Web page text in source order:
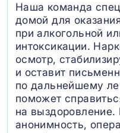
Наша команда
домой для
при алкогольной
интоксикации.
осмотр,
и оставит
по дальнейшему
поможет
на выздоровление.
анонимность,